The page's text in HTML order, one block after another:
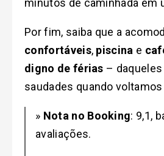
minutos de caminhada em
Por fim, saiba que a
confortáveis, piscina e
digno de férias –
saudades quando voltamos
» Nota no Booking: 9,1,
avaliações.